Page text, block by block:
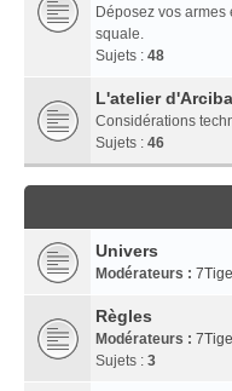
Déposez vos armes
squale.
Sujets : 48
L'atelier
Considérations
Sujets : 46
Univers
Modérateurs :
Règles
Modérateurs :
Sujets : 3